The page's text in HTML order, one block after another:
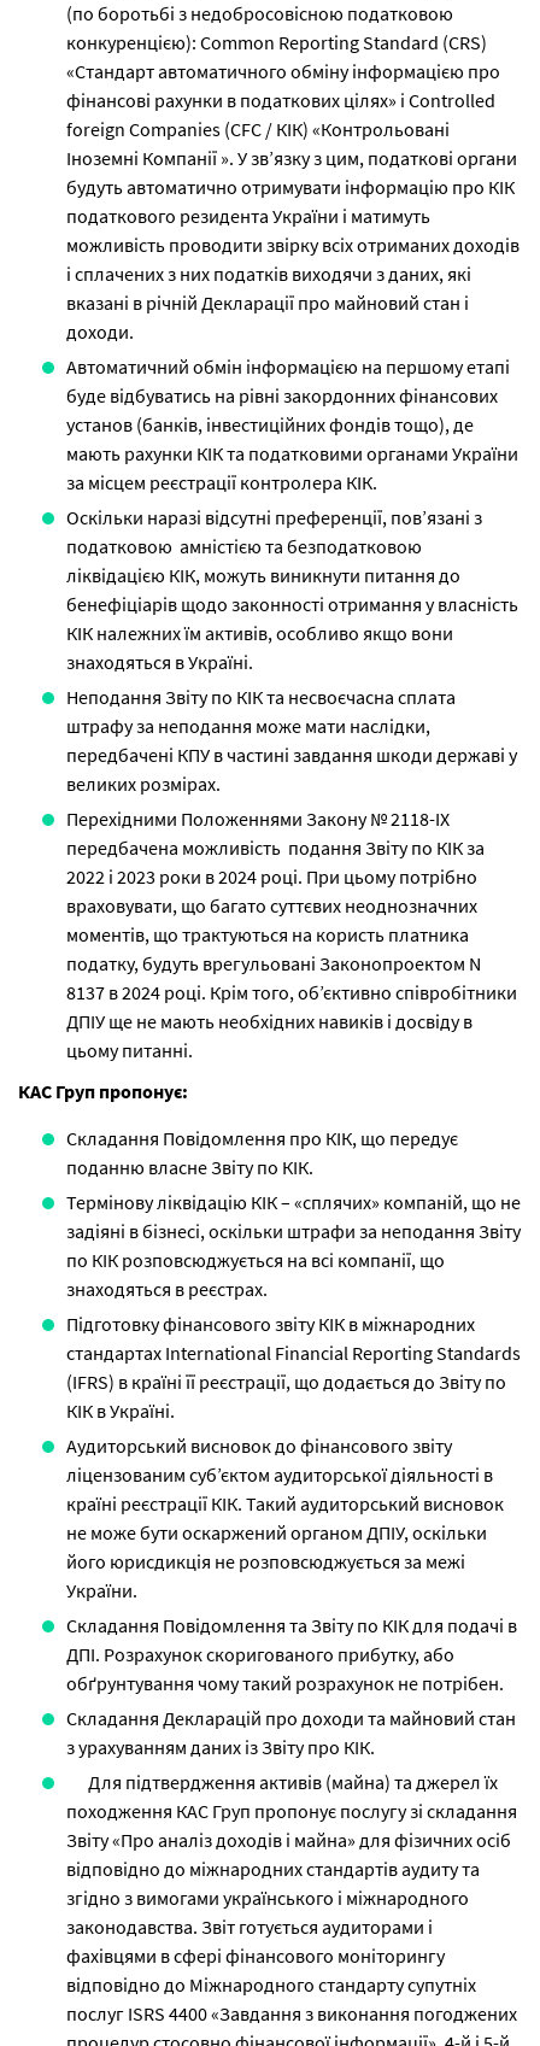
(по боротьбі з недобросовісною податковою
конкуренцією): Common Reporting Standard (CRS)
«Стандарт автоматичного обміну інформацією про
фінансові рахунки в податкових цілях» і Controlled
foreign Companies (CFC / КІК) «Контрольовані
Іноземні Компанії ». У зв’язку з цим, податкові органи
будуть автоматично отримувати інформацію про КІК
податкового резидента України і матимуть
можливість проводити звірку всіх отриманих доходів
і сплачених з них податків виходячи з даних, які
вказані в річній Декларації про майновий стан і
доходи.
Автоматичний обмін інформацією на першому етапі
буде відбуватись на рівні закордонних фінансових
установ (банків, інвестиційних фондів тощо), де
мають рахунки КІК та податковими органами України
за місцем реєстрації контролера КІК.
Оскільки наразі відсутні преференції, пов’язані з
податковою амністією та безподатковою
ліквідацією КІК, можуть виникнути питання до
бенефіціарів щодо законності отримання у власність
КІК належних їм активів, особливо якщо вони
знаходяться в Україні.
Неподання Звіту по КІК та несвоєчасна сплата
штрафу за неподання може мати наслідки,
передбачені КПУ в частині завдання шкоди державі у
великих розмірах.
Перехідними Положеннями Закону № 2118-IX
передбачена можливість подання Звіту по КІК за
2022 і 2023 роки в 2024 році. При цьому потрібно
враховувати, що багато суттєвих неоднозначних
моментів, що трактуються на користь платника
податку, будуть врегульовані Законопроектом N
8137 в 2024 році. Крім того, об’єктивно співробітники
ДПІУ ще не мають необхідних навиків і досвіду в
цьому питанні.
КАС Груп пропонує:
Складання Повідомлення про КІК, що передує
поданню власне Звіту по КІК.
Термінову ліквідацію КІК – «сплячих» компаній, що не
задіяні в бізнесі, оскільки штрафи за неподання Звіту
по КІК розповсюджується на всі компанії, що
знаходяться в реєстрах.
Підготовку фінансового звіту КІК в міжнародних
стандартах International Financial Reporting Standards
(IFRS) в країні її реєстрації, що додається до Звіту по
КІК в Україні.
Аудиторський висновок до фінансового звіту
ліцензованим суб’єктом аудиторської діяльності в
країні реєстрації КІК. Такий аудиторський висновок
не може бути оскаржений органом ДПІУ, оскільки
його юрисдикція не розповсюджується за межі
України.
Складання Повідомлення та Звіту по КІК для подачі в
ДПІ. Розрахунок скоригованого прибутку, або
обґрунтування чому такий розрахунок не потрібен.
Складання Декларацій про доходи та майновий стан
з урахуванням даних із Звіту про КІК.
Для підтвердження активів (майна) та джерел їх
походження КАС Груп пропонує послугу зі складання
Звіту «Про аналіз доходів і майна» для фізичних осіб
відповідно до міжнародних стандартів аудиту та
згідно з вимогами українського і міжнародного
законодавства. Звіт готується аудиторами і
фахівцями в сфері фінансового моніторингу
відповідно до Міжнародного стандарту супутніх
послуг ISRS 4400 «Завдання з виконання погоджених